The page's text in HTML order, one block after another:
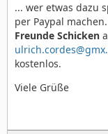
... wer etwas dazu
per Paypal
Freunde Schicken
kostenlos.
Viele Grüße